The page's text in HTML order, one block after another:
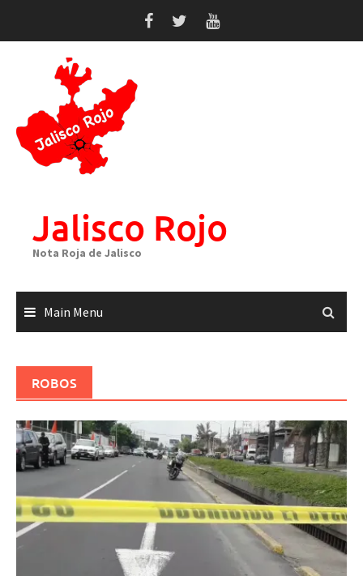
Jalisco Rojo
Nota Roja de Jalisco
Main Menu
ROBOS